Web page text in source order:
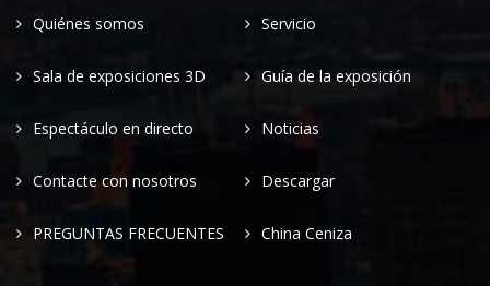
Quiénes somos Servicio
Sala de exposiciones 3D Guía de la exposición
Espectáculo en directo Noticias
Contacte con nosotros Descargar
PREGUNTAS FRECUENTES China Ceniza